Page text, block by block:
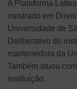
A Plataforma
mestrado em
Universidade de
Deliberativo do
mantenedora da
Também atuou
instituição.